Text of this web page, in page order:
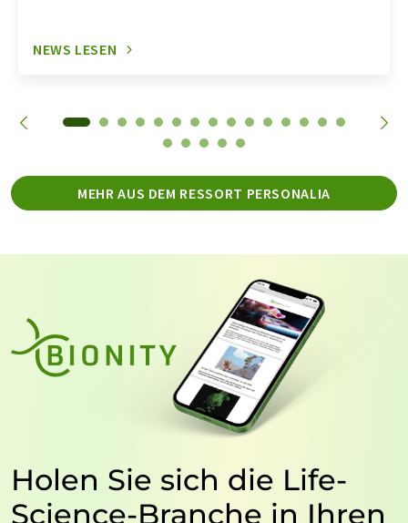
NEWS LESEN
MEHR AUS DEM RESSORT PERSONALIA
Holen Sie sich die Life-
Science-Branche in Ihren